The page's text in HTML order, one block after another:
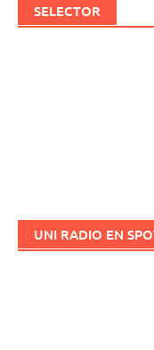
SELECTOR
UNI RADIO EN